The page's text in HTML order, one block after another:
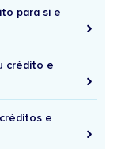
para si e
crédito e
e